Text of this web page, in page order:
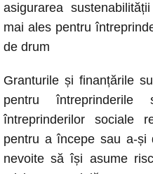
asigurarea
mai ales pentru
de drum
Granturile și finanțările
pentru întreprinderile
întreprinderilor sociale
pentru a începe sau a-și
nevoite să își asume